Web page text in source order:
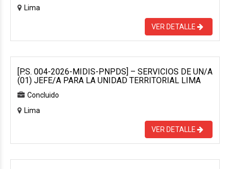
Lima
VER DETALLE
[P.S. 004-2026-MIDIS-PNPDS] – SERVICIOS DE UN/A
(01) JEFE/A PARA LA UNIDAD TERRITORIAL LIMA
Concluido
Lima
VER DETALLE